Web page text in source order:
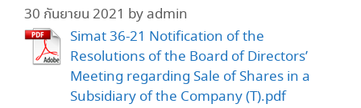
30 กันยายน 2021 byadmin
Simat 36-21 Notification of the
Resolutions of the Board of Directors’
Meeting regarding Sale of Shares in a
Subsidiary of the Company (T).pdf